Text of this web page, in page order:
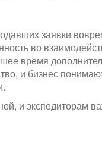
заявки
во
время
и бизнес
и экспедиторам